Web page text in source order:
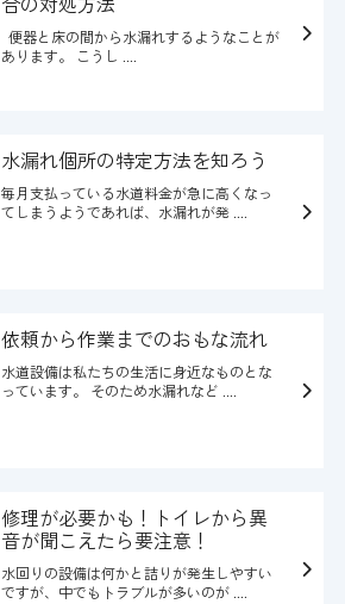
便器と床の間から水漏れするようなことが
あります。 こうし ....
水漏れ個所の特定方法を知ろう
毎月支払っている水道料金が急に高くなっ
てしまうようであれば、水漏れが発 ....
依頼から作業までのおもな流れ
水道設備は私たちの生活に身近なものとな
っています。 そのため水漏れなど ....
修理が必要かも！トイレから異
音が聞こえたら要注意！
水回りの設備は何かと詰りが発生しやすい
ですが、中でもトラブルが多いのが ....